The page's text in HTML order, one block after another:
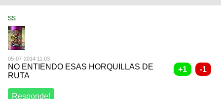
ss
05-07-2014 11:03
NO ENTIENDO ESAS HORQUILLAS DE
RUTA